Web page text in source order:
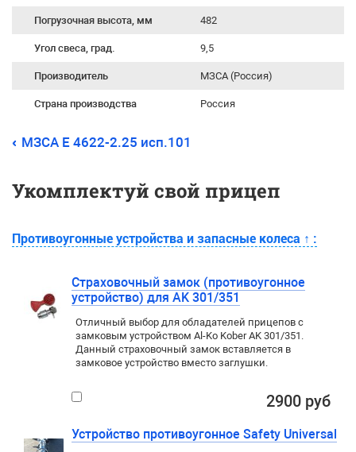
Погрузочная высота, мм 482
Угол свеса, град. 9,5
Производитель МЗСА (Россия)
Страна производства Россия
МЗСА E 4622-2.25 исп.101
Укомплектуй свой прицеп
Противоугонные устройства и запасные колеса ↑ :
Страховочный замок (противоугонное
устройство) для AK 301/351
Отличный выбор для обладателей прицепов с
замковым устройством Al-Ko Kober AK 301/351.
Данный страховочный замок вставляется в
замковое устройство вместо заглушки.
2900 руб
Устройство противоугонное Safety Universal